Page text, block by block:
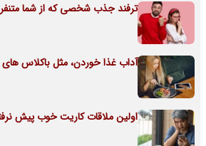
ترفند جذب شخصی که از شما
آداب غذا خوردن، مثل باکلاس
اولین ملاقات کاریت خوب پیش